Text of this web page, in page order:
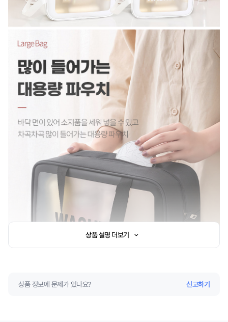
상품 설명 더보기
상품 정보에 문제가 있나요? 신고하기